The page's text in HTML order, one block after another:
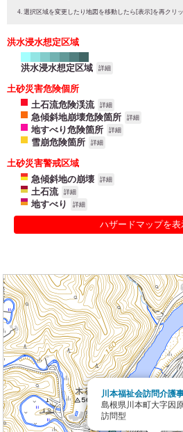
選択区域を変更したり地図を移動したら[表示]を再クリ
洪水浸水想定区域
洪水浸水想定区域 詳細
土砂災害危険個所
土石流危険渓流
詳細
急傾斜地崩壊危険箇所 詳細
地すべり危険箇所 詳細
雪崩危険箇所 詳細
土砂災害警戒区域
急傾斜地の崩壊
詳細
土石流 詳細
地すべり 詳細
ハザードマップを表
川本福祉会訪問介護
島根県川本町大字因
訪問型